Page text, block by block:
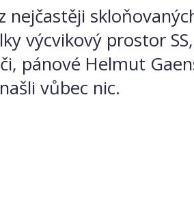
výcvikový prostor
pánové Helmut
vůbec nic.